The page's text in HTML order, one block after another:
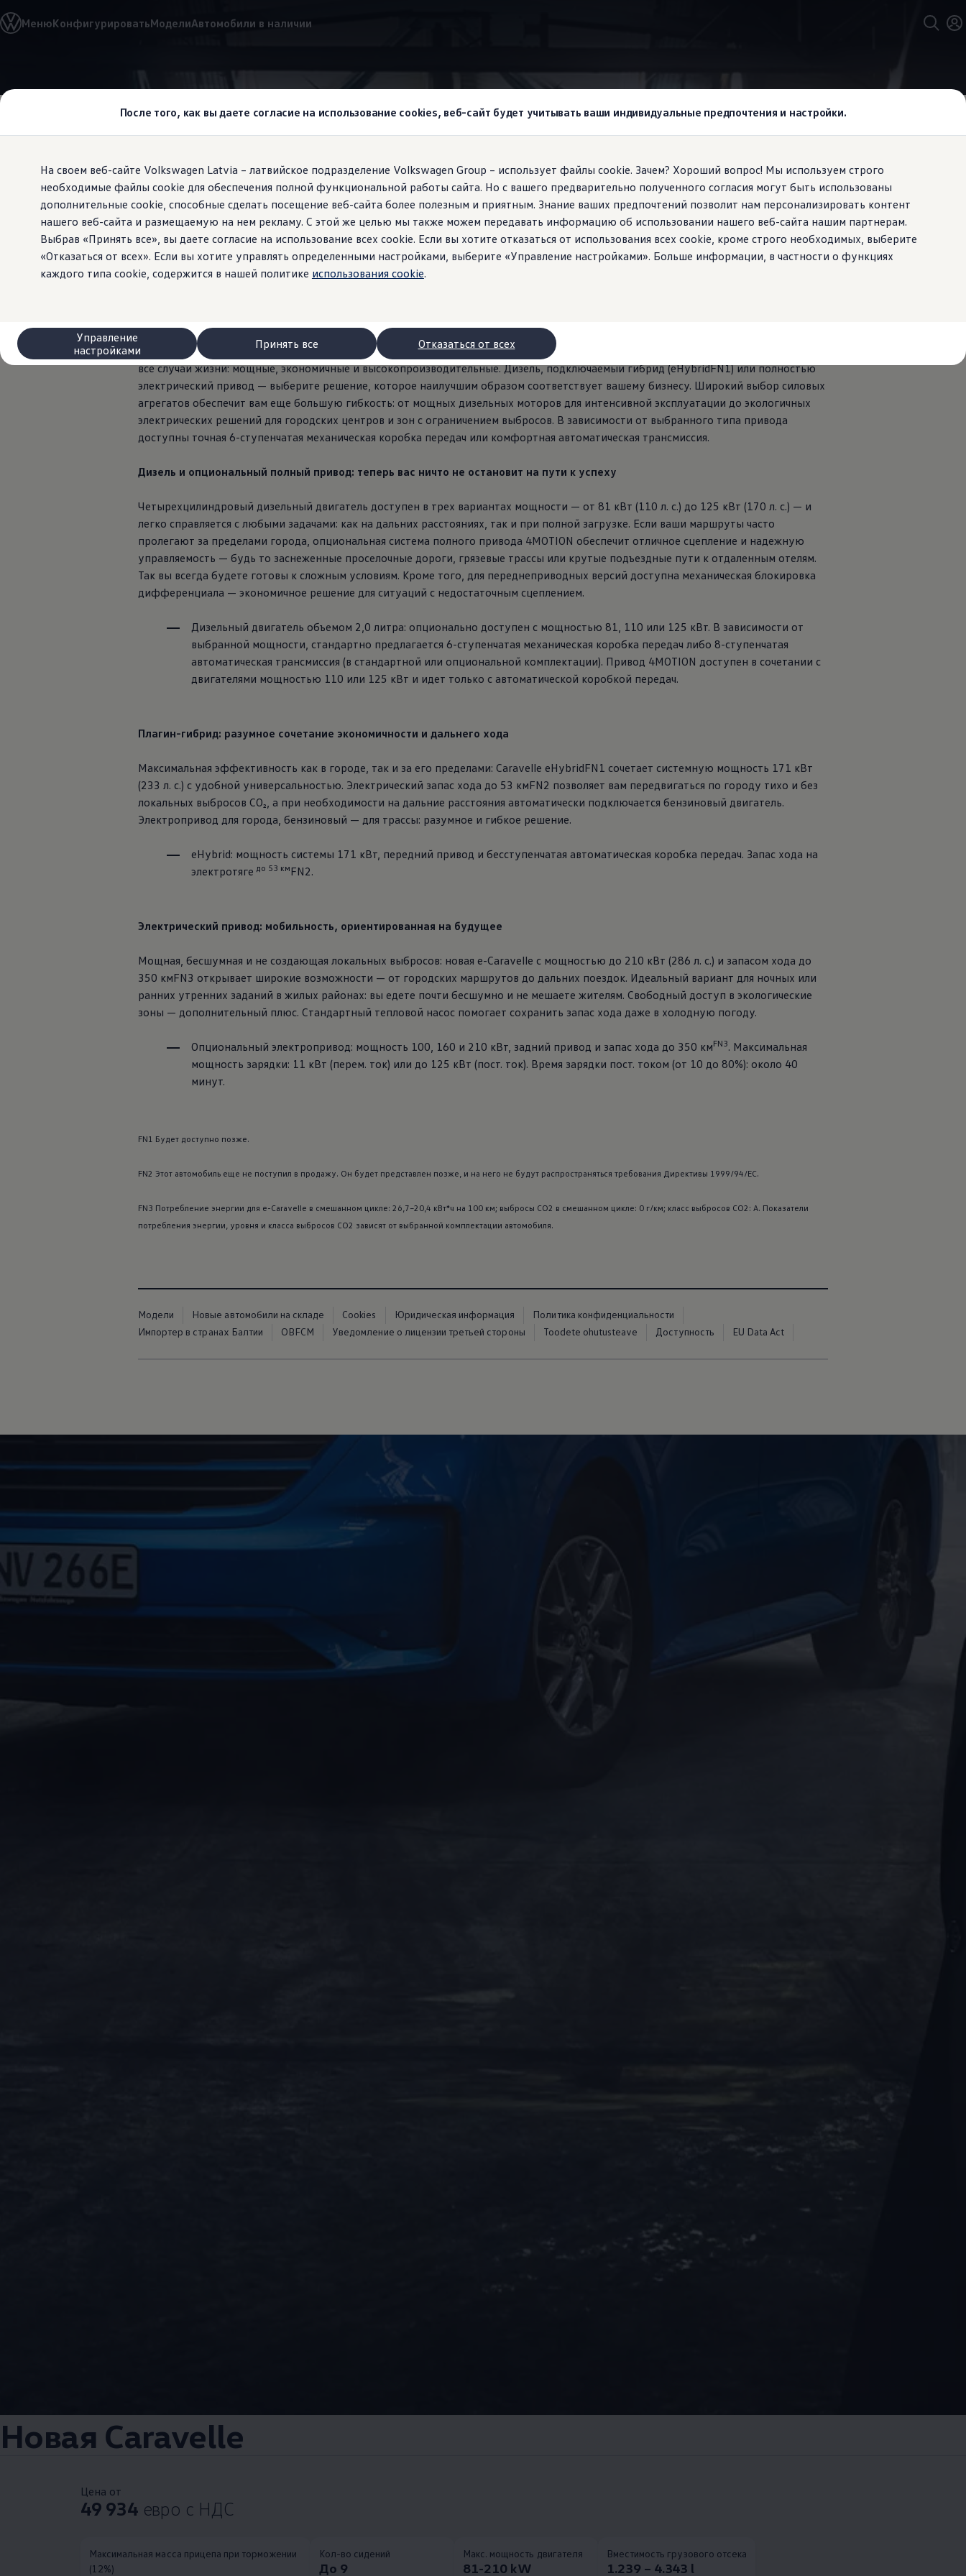
После того, как вы даете согласие на использование cookies, веб-сайт будет учитывать ваши индивидуальные предпочтения и настройки.
На своем веб-сайте Volkswagen Latvia – латвийское подразделение Volkswagen Group – использует файлы cookie. Зачем? Хороший вопрос! Мы используем строго
необходимые файлы cookie для обеспечения полной функциональной работы сайта. Но с вашего предварительно полученного согласия могут быть использованы
дополнительные cookie, способные сделать посещение веб-сайта более полезным и приятным. Знание ваших предпочтений позволит нам персонализировать контент
нашего веб-сайта и размещаемую на нем рекламу. С этой же целью мы также можем передавать информацию об использовании нашего веб-сайта нашим партнерам.
Выбрав «Принять все», вы даете согласие на использование всех cookie. Если вы хотите отказаться от использования всех cookie, кроме строго необходимых, выберите
«Отказаться от всех». Если вы хотите управлять определенными настройками, выберите «Управление настройками». Больше информации, в частности о функциях
каждого типа cookie, содержится в нашей политике использования cookie.
Принять все Отказаться от всех
Управление
настройками
основному
нижнему
МенюКонфигурироватьМоделиАвтомобили в наличии
Выбери свой Volkswagen
Модельный ряд
Автомобильный онлайн-магазин Volkswagen
Автомобильный онлайн-магазин Volkswagen
Лизинг Volkswagen
Взаимодействие в сети простыми словами
VW Connect
Активация
Все службы
VW Connect для Вашего ID.
Обновления (Upgrades)
Car-Net
App-Connect
Fleet Interface Data
Сервис и запчасти
Преимущества Volkswagen
Техобслуживание
Ремонт и проверки
Моторное масло и технические жидкости
Колеса и шины
Помощь при авариях и поломках
Обслуживание автомобилей
Защита кузова и салона
Развлечения и электроника
Важная информация для клиентов
Переработка и возврат продукции
Кампании по отзыву автомобилей
Предупредительные и контрольные индикаторы
Обновления программного обеспечения
Обновления программного обеспечения для автомобилей с двигателями внутреннего сгорания
Электронное руководство
Новая Caravelle
Цена от
49 934 евро с НДС
Максимальная масса прицепа при торможении
(12%)
Кол-во сидений
До 9
Макс. мощность двигателя
81-210 kW
Вместимость грузового отсека
1.239 – 4.343 l
Варианты привода
Дизельный, плагин гибрид или полностью
электрический —выберите лучший силовой
агрегат для ваших поездок.
В сфере профессиональных пассажирских перевозок каждый день приносит что-то новое: утром — поездки по городу, днем —
трансферы из аэропорта и отеля, вечером — длительные маршруты. К счастью, новая Caravelle предлагает варианты привода на
все случаи жизни: мощные, экономичные и высокопроизводительные. Дизель, подключаемый гибрид (eHybridFN1) или полностью
электрический привод — выберите решение, которое наилучшим образом соответствует вашему бизнесу. Широкий выбор силовых
агрегатов обеспечит вам еще большую гибкость: от мощных дизельных моторов для интенсивной эксплуатации до экологичных
электрических решений для городских центров и зон с ограничением выбросов. В зависимости от выбранного типа привода
доступны точная 6-ступенчатая механическая коробка передач или комфортная автоматическая трансмиссия.
Дизель и опциональный полный привод: теперь вас ничто не остановит на пути к успеху
Четырехцилиндровый дизельный двигатель доступен в трех вариантах мощности — от 81 кВт (110 л. с.) до 125 кВт (170 л. с.) — и
легко справляется с любыми задачами: как на дальних расстояниях, так и при полной загрузке. Если ваши маршруты часто
пролегают за пределами города, опциональная система полного привода 4MOTION обеспечит отличное сцепление и надежную
управляемость — будь то заснеженные проселочные дороги, грязевые трассы или крутые подъездные пути к отдаленным отелям.
Так вы всегда будете готовы к сложным условиям. Кроме того, для переднеприводных версий доступна механическая блокировка
дифференциала — экономичное решение для ситуаций с недостаточным сцеплением.
Дизельный двигатель объемом 2,0 литра: опционально доступен с мощностью 81, 110 или 125 кВт. В зависимости от
выбранной мощности, стандартно предлагается 6-ступенчатая механическая коробка передач либо 8-ступенчатая
автоматическая трансмиссия (в стандартной или опциональной комплектации). Привод 4MOTION доступен в сочетании с
двигателями мощностью 110 или 125 кВт и идет только с автоматической коробкой передач.
Плагин-гибрид: разумное сочетание экономичности и дальнего хода
Максимальная эффективность как в городе, так и за его пределами: Caravelle eHybridFN1 сочетает системную мощность 171 кВт
(233 л. с.) с удобной универсальностью. Электрический запас хода до 53 кмFN2 позволяет вам передвигаться по городу тихо и без
локальных выбросов CO₂, а при необходимости на дальние расстояния автоматически подключается бензиновый двигатель.
Электропривод для города, бензиновый — для трассы: разумное и гибкое решение.
eHybrid: мощность системы 171 кВт, передний привод и бесступенчатая автоматическая коробка передач. Запас хода на
электротяге до 53 кмFN2.
Электрический привод: мобильность, ориентированная на будущее
Мощная, бесшумная и не создающая локальных выбросов: новая e-Caravelle с мощностью до 210 кВт (286 л. с.) и запасом хода до
350 кмFN3 открывает широкие возможности — от городских маршрутов до дальних поездок. Идеальный вариант для ночных или
ранних утренних заданий в жилых районах: вы едете почти бесшумно и не мешаете жителям. Свободный доступ в экологические
зоны — дополнительный плюс. Стандартный тепловой насос помогает сохранить запас хода даже в холодную погоду.
Опциональный электропривод: мощность 100, 160 и 210 кВт, задний привод и запас хода до 350 кмFN3. Максимальная
мощность зарядки: 11 кВт (перем. ток) или до 125 кВт (пост. ток). Время зарядки пост. током (от 10 до 80%): около 40
минут.
FN1 Будет доступно позже.
FN2 Этот автомобиль еще не поступил в продажу. Он будет представлен позже, и на него не будут распространяться требования Директивы 1999/94/EC.
FN3 Потребление энергии для e-Caravelle в смешанном цикле: 26,7–20,4 кВт*ч на 100 км; выбросы CO2 в смешанном цикле: 0 г/км; класс выбросов CO2: A. Показатели
потребления энергии, уровня и класса выбросов CO2 зависят от выбранной комплектации автомобиля.
Модели Новые автомобили на складе Cookies Юридическая информация
Политика конфиденциальности
Импортер в странах Балтии
OBFCM Уведомление о лицензии третьей стороны Toodete ohutusteave Доступность EU Data Act